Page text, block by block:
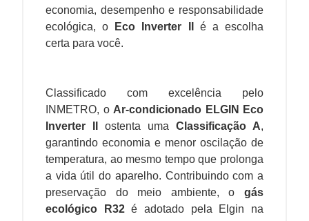
economia, desempenho e responsabilidade
ecológica, o
Eco Inverter II é a escolha
certa para você.
Classificado com excelência pelo
INMETRO, o Ar-condicionado ELGIN Eco
Inverter II
ostenta uma Classificação A,
garantindo economia e menor oscilação de
temperatura, ao mesmo tempo que prolonga
a vida útil do aparelho. Contribuindo com a
preservação do meio ambiente, o gás
ecológico R32é adotado pela Elgin na